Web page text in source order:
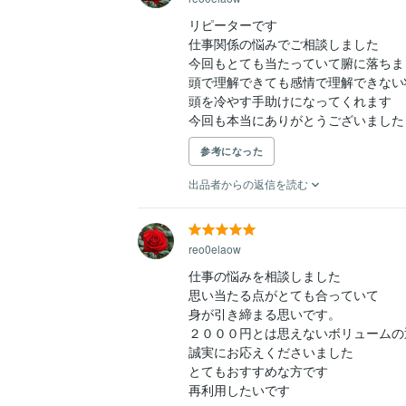
リピーターです
仕事関係の悩みでご相談しました
今回もとても当たっていて腑に落ち
頭で理解できても感情で理解できな
頭を冷やす手助けになってくれます
今回も本当にありがとうございました
参考になった
出品者からの返信を読む
reo0elaow
仕事の悩みを相談しました
思い当たる点がとても合っていて
身が引き締まる思いです。
２０００円とは思えないボリューム
誠実にお応えくださいました
とてもおすすめな方です
再利用したいです